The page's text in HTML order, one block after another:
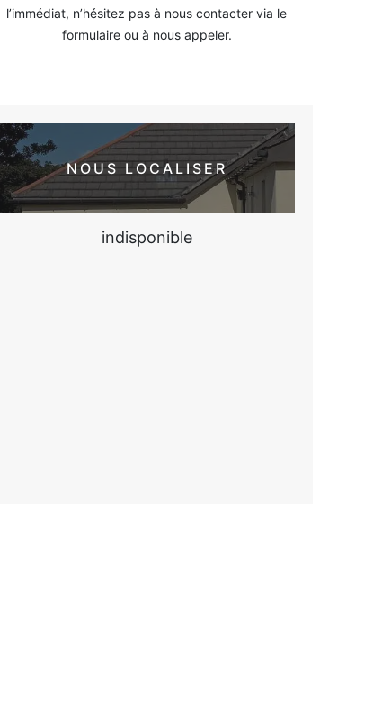
l’immédiat, n’hésitez pas à nous contacter via le
formulaire ou à nous appeler.
NOUS LOCALISER
indisponible